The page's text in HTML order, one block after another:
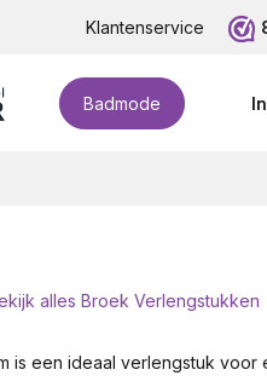
Klantenservice
Badmode
alles Broek Verlengstukken
is een ideaal verlengstuk voor